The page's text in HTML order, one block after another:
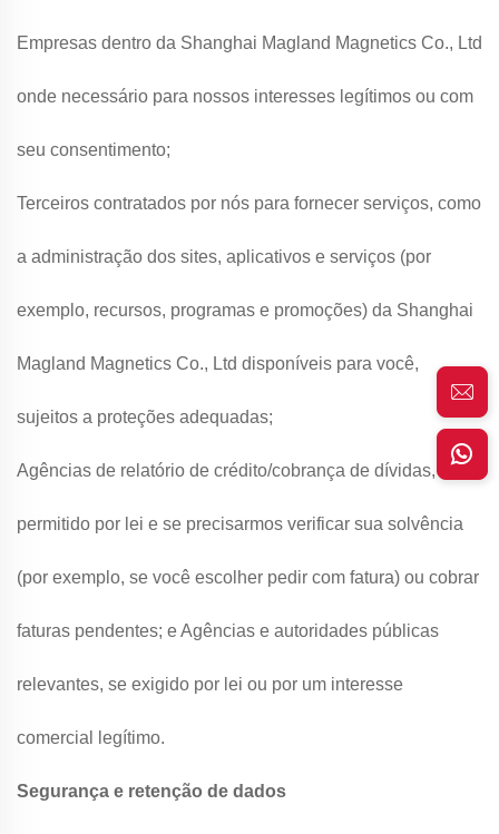
Empresas dentro da Shanghai Magland Magnetics Co., Ltd
onde necessário para nossos interesses legítimos ou com
seu consentimento;
Terceiros contratados por nós para fornecer serviços, como
a administração dos sites, aplicativos e serviços (por
exemplo, recursos, programas e promoções) da Shanghai
Magland Magnetics Co., Ltd disponíveis para você,
sujeitos a proteções adequadas;
Agências de relatório de crédito/cobrança de dívidas, onde
permitido por lei e se precisarmos verificar sua solvência
(por exemplo, se você escolher pedir com fatura) ou cobrar
faturas pendentes; e Agências e autoridades públicas
relevantes, se exigido por lei ou por um interesse
comercial legítimo.
Segurança e retenção de dados